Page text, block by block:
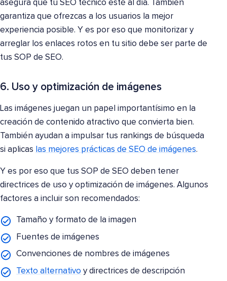
asegura que tu SEO técnico esté al día. También
garantiza que ofrezcas a los usuarios la mejor
experiencia posible. Y es por eso que monitorizar y
arreglar los enlaces rotos en tu sitio debe ser parte de
tus SOP de SEO.
6. Uso y optimización de imágenes
Las imágenes juegan un papel importantísimo en la
creación de contenido atractivo que convierta bien.
También ayudan a impulsar tus rankings de búsqueda
si aplicas las mejores prácticas de SEO de imágenes.
Y es por eso que tus SOP de SEO deben tener
directrices de uso y optimización de imágenes. Algunos
factores a incluir son recomendados:
Tamaño y formato de la imagen
Fuentes de imágenes
Convenciones de nombres de imágenes
Texto alternativo y directrices de descripción